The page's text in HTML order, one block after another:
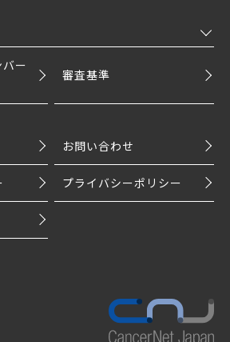
ー
審査基準
お問い合わせ
プライバシーポリシー